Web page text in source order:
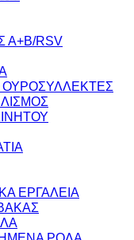
Α+Β/RSV
ΟΥΡΟΣΥΛΛΕΚΤΕΣ
ΕΡΓΑΛΕΙΑ